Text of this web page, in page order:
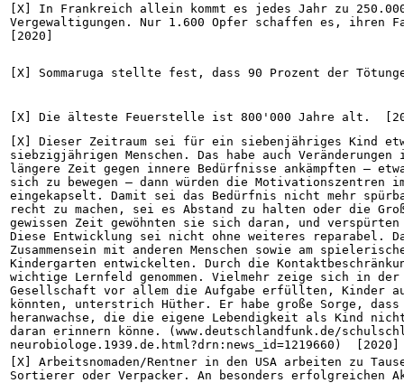
[X] In Frankreich allein kommt es jedes Jahr zu
Vergewaltigungen. Nur 1.600 Opfer schaffen es, ihren
[2020]
[X] Sommaruga stellte fest, dass 90 Prozent der
[X] Die älteste Feuerstelle ist 800'000 Jahre alt.
[X] Dieser Zeitraum sei für ein siebenjähriges Kind
siebzigjährigen Menschen. Das habe auch
längere Zeit gegen innere Bedürfnisse ankämpften –
sich zu bewegen – dann würden die Motivationszentren
eingekapselt. Damit sei das Bedürfnis nicht mehr
recht zu machen, sei es Abstand zu halten oder die
gewissen Zeit gewöhnten sie sich daran, und verspürten
Diese Entwicklung sei nicht ohne weiteres reparabel.
Zusammensein mit anderen Menschen sowie am
Kindergarten entwickelten. Durch die
wichtige Lernfeld genommen. Vielmehr zeige sich in der
Gesellschaft vor allem die Aufgabe erfüllten, Kinder
könnten, unterstrich Hüther. Er habe große Sorge, dass
heranwachse, die die eigene Lebendigkeit als Kind
daran erinnern könne. (www.deutschlandfunk.de/
neurobiologe.1939.de.html?drn:news_id=1219660)  [2020]
[X] Arbeitsnomaden/Rentner in den USA arbeiten zu
Sortierer oder Verpacker. An besonders erfolgreichen